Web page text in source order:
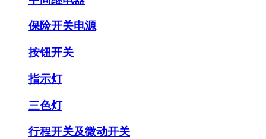
保险开关电源
按钮开关
指示灯
三色灯
行程开关及微动开关